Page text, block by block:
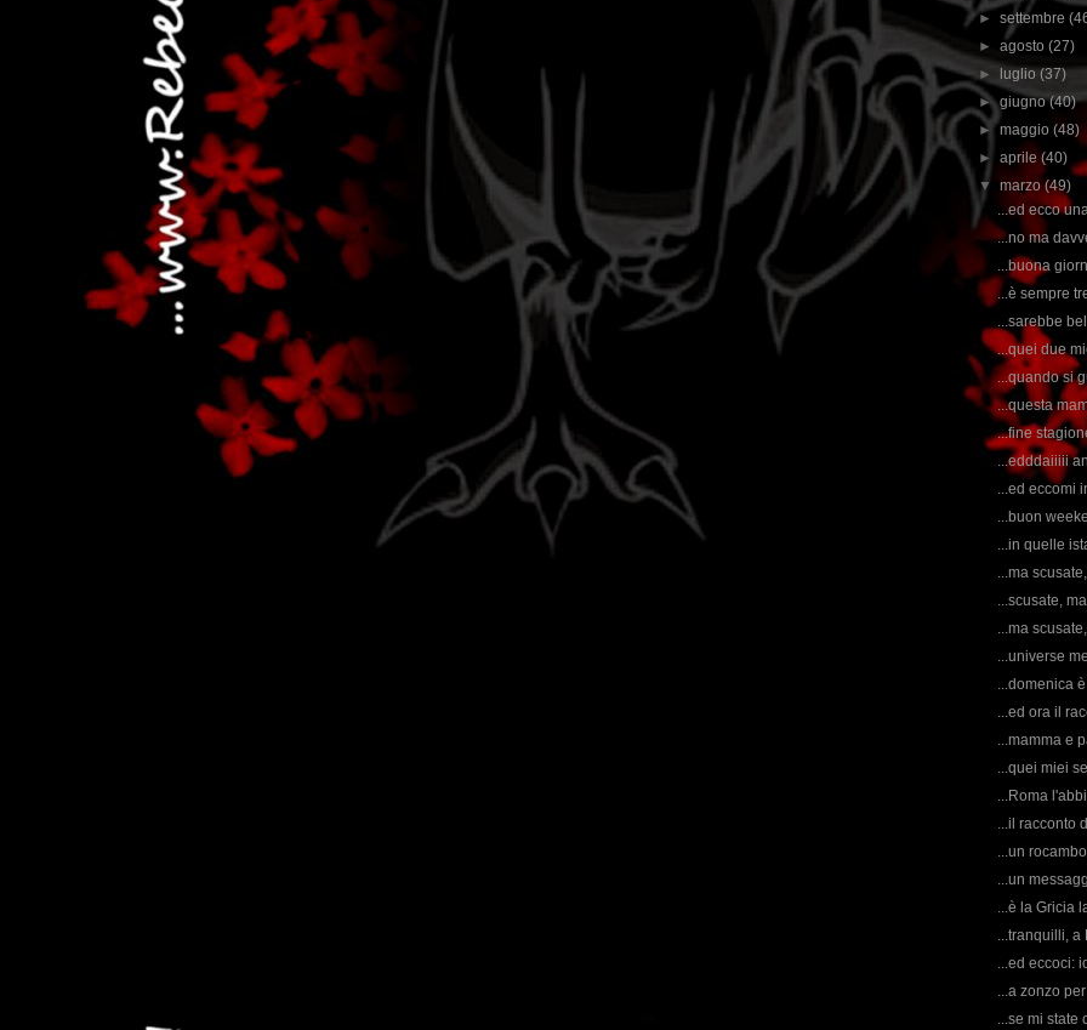
►settembre
►agosto(27)
►
luglio(37)
►giugno(40)
►maggio(48)
►aprile(40)
▼marzo(49)
...ed ecco
...no ma
...buona
...è sempre
...sarebbe
...quei due
...quando si
...questa
...fine
...edddaiiiii
...ed eccomi
...buon
...in quelle
...ma
...scusate,
...ma
...universe
...domenica
...ed ora il
...mamma e
...quei miei
...Roma
...il racconto
...un
...un
...è la Gricia
...tranquilli, a
...ed eccoci:
...a zonzo
...se mi state